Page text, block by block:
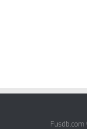
Fusdb.com